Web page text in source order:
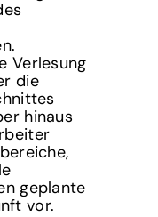
Verlesung
die
hinaus
geplante
vor.